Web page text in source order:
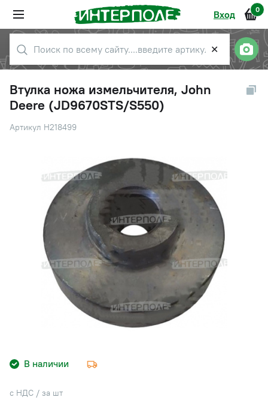
Вход 0
✕
Втулка ножа измельчителя, John
Deere (JD9670STS/S550)
Артикул H218499
В наличии
с НДС / за шт